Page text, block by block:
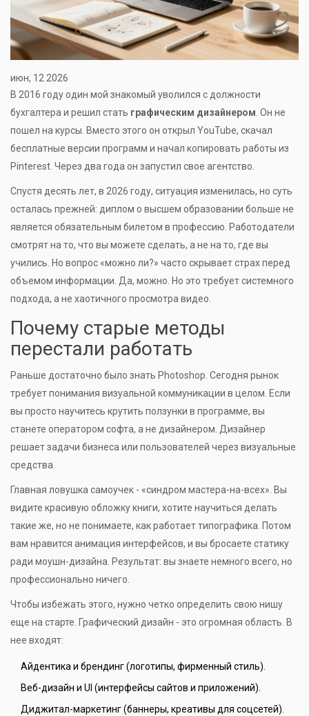
июн, 12 2026
В 2016 году один мой знакомый уволился с должности
бухгалтера и решил стать графическим дизайнером . Он не
пошел на курсы. Вместо этого он открыл YouTube, скачал
бесплатные версии программ и начал копировать работы из
Pinterest. Через два года он запустил свое агентство.
Спустя десять лет, в 2026 году, ситуация изменилась, но суть
осталась прежней: диплом о высшем образовании больше не
является обязательным билетом в профессию. Работодатели
смотрят на то, что вы можете сделать, а не на то, где вы
учились. Но вопрос «можно ли?» часто скрывает страх перед
объемом информации. Да, можно. Но это требует системного
подхода, а не хаотичного просмотра видео.
Почему старые методы
перестали работать
Раньше достаточно было знать Photoshop. Сегодня рынок
требует понимания визуальной коммуникации в целом. Если
вы просто научитесь крутить ползунки в программе, вы
станете оператором софта, а не дизайнером. Дизайнер
решает задачи бизнеса или пользователей через визуальные
средства.
Главная ловушка самоучек - «синдром мастера-на-всех». Вы
видите красивую обложку книги, хотите научиться делать
такие же, но не понимаете, как работает типографика. Потом
вам нравится анимация интерфейсов, и вы бросаете статику
ради моушн-дизайна. Результат: вы знаете немного всего, но
профессионально ничего.
Чтобы избежать этого, нужно четко определить свою нишу
еще на старте. Графический дизайн - это огромная область. В
нее входят:
Айдентика и брендинг (логотипы, фирменный стиль).
Веб-дизайн и UI (интерфейсы сайтов и приложений).
Диджитал-маркетинг (баннеры, креативы для соцсетей).